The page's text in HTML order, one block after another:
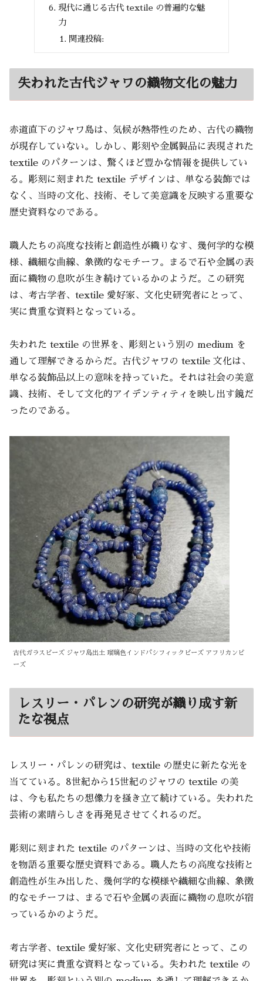
現代に通じる古代 textile の普遍的な魅
力
関連投稿:
失われた古代ジャワの織物文化の魅力
赤道直下のジャワ島は、気候が熱帯性のため、古代の織物
が現存していない。しかし、彫刻や金属製品に表現された
textile のパターンは、驚くほど豊かな情報を提供してい
る。彫刻に刻まれた textile デザインは、単なる装飾では
なく、当時の文化、技術、そして美意識を反映する重要な
歴史資料なのである。
職人たちの高度な技術と創造性が織りなす、幾何学的な模
様、繊細な曲線、象徴的なモチーフ。まるで石や金属の表
面に織物の息吹が生き続けているかのようだ。この研究
は、考古学者、textile 愛好家、文化史研究者にとって、
実に貴重な資料となっている。
失われた textile の世界を、彫刻という別の medium を
通して理解できるからだ。古代ジャワの textile 文化は、
単なる装飾品以上の意味を持っていた。それは社会の美意
識、技術、そして文化的アイデンティティを映し出す鏡だ
ったのである。
古代ガラスビーズ ジャワ島出土 瑠璃色インドパシフィックビーズ アフリカンビ
ーズ
レスリー・パレンの研究が織り成す新
たな視点
レスリー・パレンの研究は、textile の歴史に新たな光を
当てている。8世紀から15世紀のジャワの textile の美
は、今も私たちの想像力を掻き立て続けている。失われた
芸術の素晴らしさを再発見させてくれるのだ。
彫刻に刻まれた textile のパターンは、当時の文化や技術
を物語る重要な歴史資料である。職人たちの高度な技術と
創造性が生み出した、幾何学的な模様や繊細な曲線、象徴
的なモチーフは、まるで石や金属の表面に織物の息吹が宿
っているかのようだ。
考古学者、textile 愛好家、文化史研究者にとって、この
研究は実に貴重な資料となっている。失われた textile の